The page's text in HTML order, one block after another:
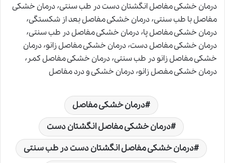
درمان خشکی مفاصل انگشتان دست در طب سنتی٬ درمان خشکی
مفاصل با طب سنتی٬ درمان خشکی مفاصل بعد از شکستگی٬
درمان خشکی مفاصل پا٬ درمان خشکی مفاصل در طب سنتی٬
درمان خشکی مفاصل دست٬ درمان خشکی مفاصل زانو٬ درمان
خشکی مفاصل زانو در طب سنتی٬ درمان خشکی مفاصل کمر٬
درمان خشکی مفصل زانو٬ درمان خشکی و درد مفاصل
درمان خشکی مفاصل
درمان خشکی مفاصل انگشتان دست
درمان خشکی مفاصل انگشتان دست در طب سنتی